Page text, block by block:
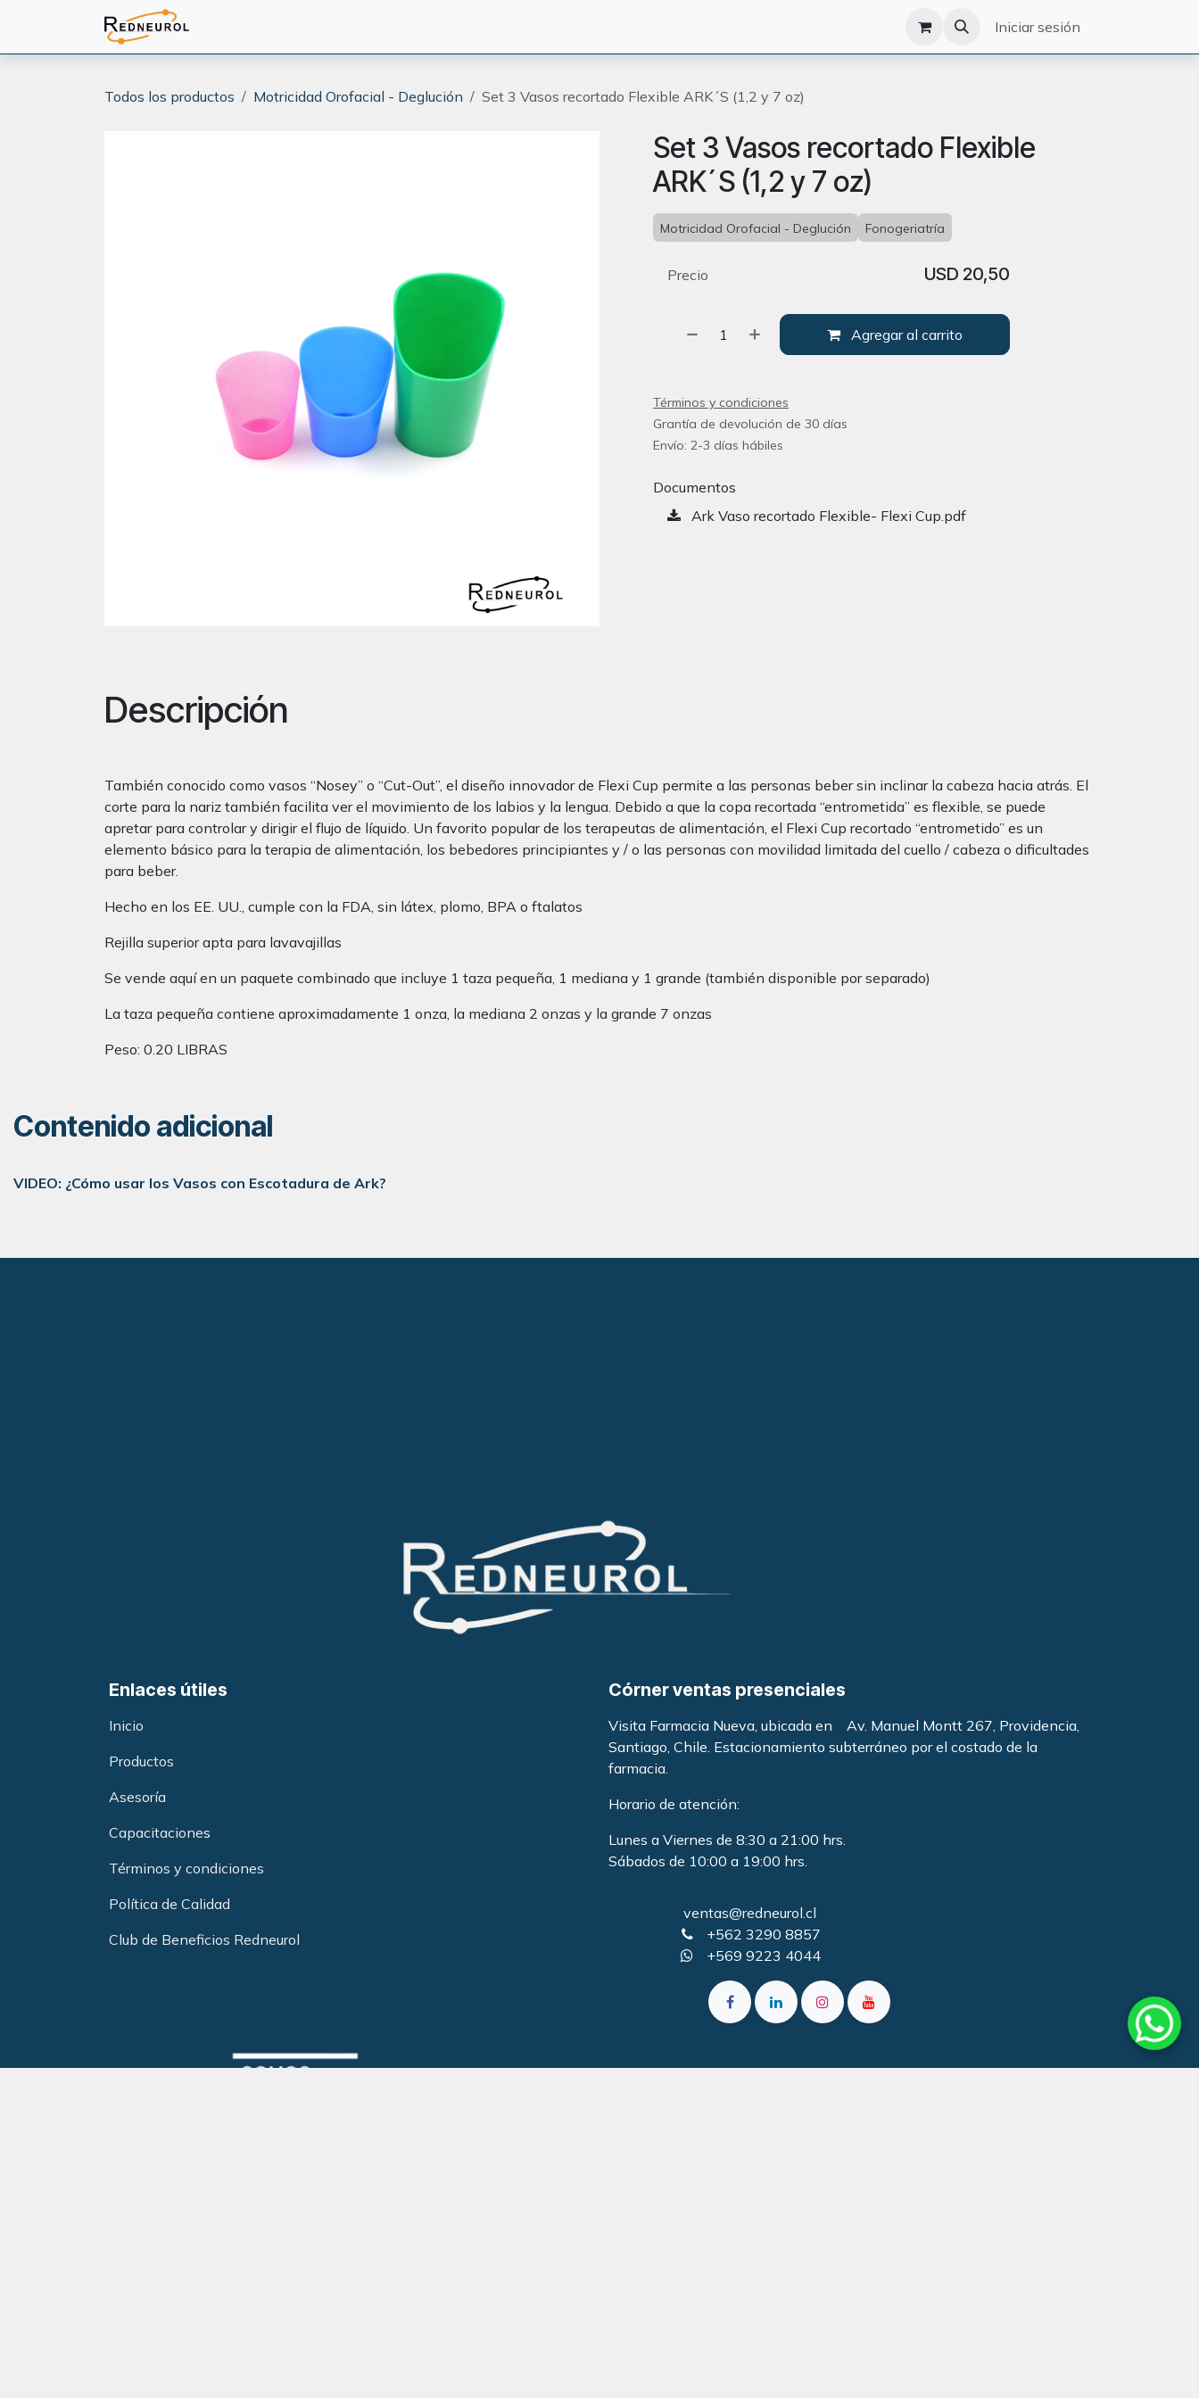
Iniciar sesión
Todos los productos Motricidad Orofacial - Deglución Set 3 Vasos recortado Flexible ARK´S (1,2 y 7 oz)
Set 3 Vasos recortado Flexible
ARK´S (1,2 y 7 oz)
Motricidad Orofacial - Deglución Fonogeriatría
Agregar al carrito
Precio USD 20,50
Términos y condiciones
Grantía de devolución de 30 días
Envío: 2-3 días hábiles
Documentos
Ark Vaso recortado Flexible- Flexi Cup.pdf
Descripción
También conocido como vasos “Nosey” o “Cut-Out”, el diseño innovador de Flexi Cup permite a las personas beber sin inclinar la cabeza hacia atrás. El
corte para la nariz también facilita ver el movimiento de los labios y la lengua. Debido a que la copa recortada “entrometida” es flexible, se puede
apretar para controlar y dirigir el flujo de líquido. Un favorito popular de los terapeutas de alimentación, el Flexi Cup recortado “entrometido” es un
elemento básico para la terapia de alimentación, los bebedores principiantes y / o las personas con movilidad limitada del cuello / cabeza o dificultades
para beber.
Hecho en los EE. UU., cumple con la FDA, sin látex, plomo, BPA o ftalatos
Rejilla superior apta para lavavajillas
Se vende aquí en un paquete combinado que incluye 1 taza pequeña, 1 mediana y 1 grande (también disponible por separado)
La taza pequeña contiene aproximadamente 1 onza, la mediana 2 onzas y la grande 7 onzas
Peso: 0.20 LIBRAS
Contenido adicional
VIDEO: ¿Cómo usar los Vasos con Escotadura de Ark?
ventas@redneurol.cl
+562 3290 8857
+569 9223 4044
Córner ventas presenciales
Visita Farmacia Nueva, ubicada en Av. Manuel Montt 267, Providencia,
Santiago, Chile. Estacionamiento subterráneo por el costado de la
farmacia.
Horario de atención:
Lunes a Viernes de 8:30 a 21:00 hrs.
Sábados de 10:00 a 19:00 hrs.
Enlaces útiles
Inicio
Productos
Asesoría
Capacitaciones
Términos y condiciones
Política de Calidad
Club de Beneficios Redneurol